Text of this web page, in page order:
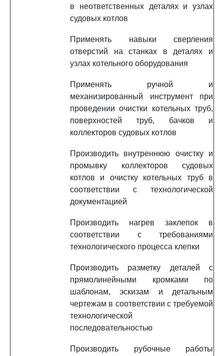
в неответственных деталях и узлах
судовых котлов
Применять навыки сверления
отверстий на станках в деталях и
узлах котельного оборудования
Применять ручной и
механизированный инструмент при
проведении очистки котельных труб,
поверхностей труб, бачков и
коллекторов судовых котлов
Производить внутреннюю очистку и
промывку коллекторов судовых
котлов и очистку котельных труб в
соответствии с технологической
документацией
Производить нагрев заклепок в
соответствии с требованиями
технологического процесса клепки
Производить разметку деталей с
прямолинейными кромками по
шаблонам, эскизам и детальным
чертежам в соответствии с требуемой
технологической
последовательностью
Производить рубочные работы